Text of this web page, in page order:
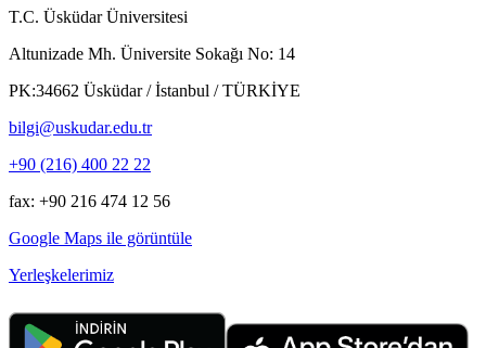
T.C. Üsküdar Üniversitesi
Altunizade Mh. Üniversite Sokağı No: 14
PK:34662 Üsküdar / İstanbul / TÜRKİYE
bilgi@uskudar.edu.tr
+90 (216) 400 22 22
fax: +90 216 474 12 56
Google Maps ile görüntüle
Yerleşkelerimiz